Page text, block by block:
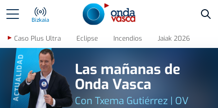
Bizkaia
Caso Plus Ultra Eclipse Incendios Jaiak 2026
ACTUALIDAD
Las mañanas de
Onda Vasca
Con Txema Gutiérrez | OV